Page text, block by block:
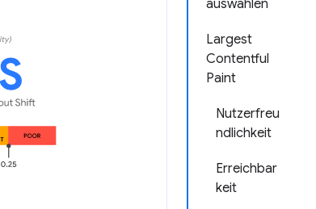
auswählen
Largest
Contentful
Paint
Nutzerfreu
ndlichkeit
Erreichbar
keit